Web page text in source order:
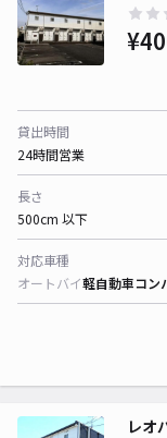
貸出時間
24時間営業
長さ
500cm 以下
対応車種
オートバイ軽自動車コン
レオ